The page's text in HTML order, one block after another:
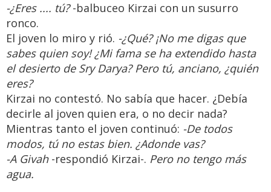
-¿Eres .... tú?-balbuceo Kirzai con un susurro
ronco.
El joven lo miro y rió. -¿Qué? ¡No me digas que
sabes quien soy! ¿Mi fama se ha extendido hasta
el desierto de Sry Darya? Pero tú, anciano, ¿quién
eres?
Kirzai no contestó. No sabía que hacer. ¿Debía
decirle al joven quien era, o no decir nada?
Mientras tanto el joven continuó: -De todos
modos, tú no estas bien. ¿Adonde vas?
-A Givah-respondió Kirzai-. Pero no tengo más
agua.